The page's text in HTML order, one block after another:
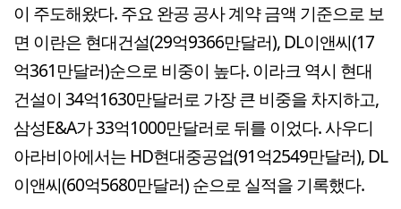
이 주도해왔다. 주요 완공 공사 계약 금액 기준으로 보
면 이란은 현대건설(29억9366만달러), DL이앤씨(17
억361만달러)순으로 비중이 높다. 이라크 역시 현대
건설이 34억1630만달러로 가장 큰 비중을 차지하고,
삼성E&A가 33억1000만달러로 뒤를 이었다. 사우디
아라비아에서는 HD현대중공업(91억2549만달러), DL
이앤씨(60억5680만달러) 순으로 실적을 기록했다.